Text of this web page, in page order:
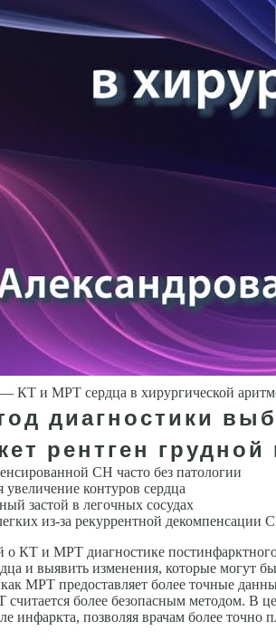
КТ и МРТ сердца в хирургической
диагностики
рентген грудной
СН часто без патологии
контуров сердца
застой в легочных сосудах
из-за рекуррентной де­компенсации
КТ и МРТ диагностике
и выявить изменения, которые могут
МРТ предоставляет более точные
более безопасным методом. В
инфаркта, позволяя врачам более точно